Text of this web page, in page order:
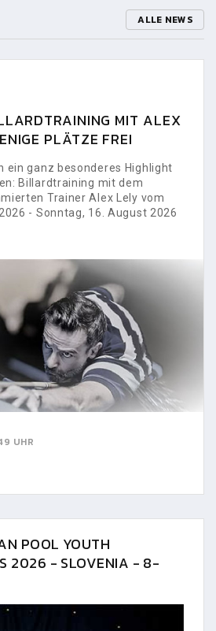
ALLE NEWS
MIT ALEX
PLÄTZE FREI
ein ganz besonderes Highlight
Billardtraining mit dem
Trainer Alex Lely vom
- Sonntag, 16. August 2026
UHR
POOL YOUTH
2026 - SLOVENIA - 8-